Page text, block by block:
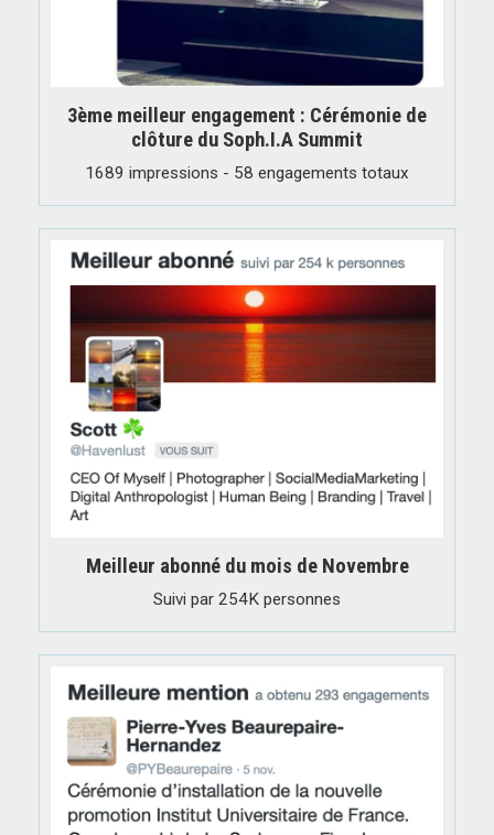
3ème meilleur engagement : Cérémonie de
clôture du Soph.I.A Summit
1689 impressions - 58 engagements totaux
Meilleur abonné du mois de Novembre
Suivi par 254K personnes